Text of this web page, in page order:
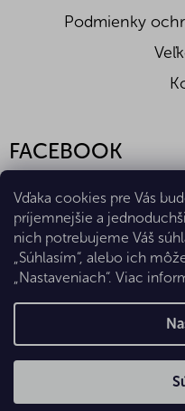
Vďaka cookies pre Vás
príjemnejšie a
nich potrebujeme Váš
„Súhlasím“, alebo ich
„Nastaveniach“. Viac
Podmienky
FACEBOOK
Copyright 2026Eshop